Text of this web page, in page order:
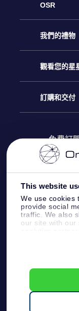
This website
We use cookies
provide social
traffic. We also
our site with our
information
OSR
客戶服務
聯繫我們
博客
評論
我們的禮物
Online Star
OSR禮物包
OSR 禮物卡
公司禮品
觀看您的星
星星注册
個性化的
One Million
OSR
訂購和交付
付款資訊
配送信息
退貨政策
免費訂
KVK: